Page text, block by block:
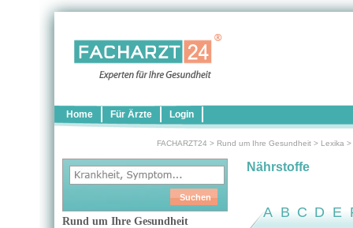
Home Für Ärzte Login
FACHARZT24 > Rund um Ihre Gesundheit > Lexika >
Rund um Ihre Gesundheit
Nährstoffe
A B C D E